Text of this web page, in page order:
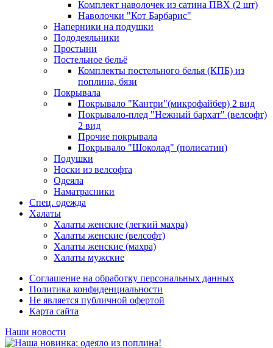
Комплект наволочек из сатина ПВХ (2 шт)
Наволочки "Кот Барбарис"
Наперники на подушки
Пододеяльники
Простыни
Постельное бельё
Комплекты постельного белья (КПБ) из
поплина, бязи
Покрывала
Покрывало "Кантри"(микрофайбер) 2 вид
Покрывало-плед "Нежный бархат" (велсофт)
2 вид
Прочие покрывала
Покрывало "Шоколад" (полисатин)
Подушки
Носки из велсофта
Одеяла
Наматрасники
Спец. одежда
Халаты
Халаты женские (легкий махра)
Халаты женские (велсофт)
Халаты женские (махра)
Халаты мужские
Соглашение на обработку персональных данных
Политика конфиденциальности
Не является публичной офертой
Карта сайта
Наши новости